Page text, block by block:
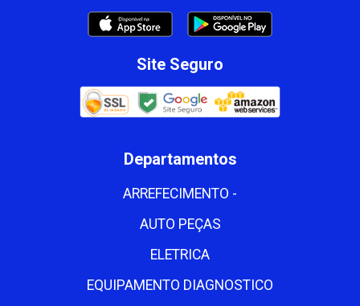
Site Seguro
Departamentos
ARREFECIMENTO -
AUTO PEÇAS
ELETRICA
EQUIPAMENTO DIAGNOSTICO